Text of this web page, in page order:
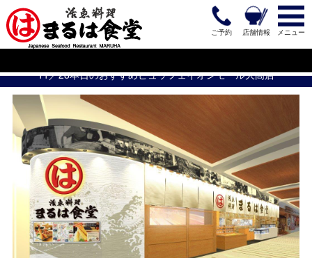
メニュー
店舗情報
ご予約
11／28本日のおすすめビュッフェイオンモール大高店